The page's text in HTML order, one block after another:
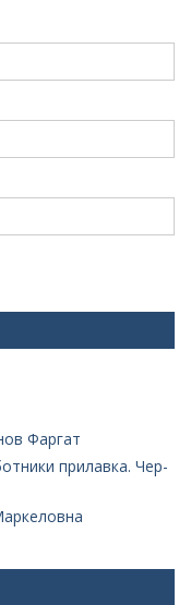
Фаргат
прилавка. Чер­